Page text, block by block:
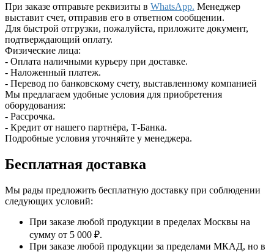
При заказе отправьте реквизиты в WhatsApp. Менеджер
выставит счет, отправив его в ответном сообщении.
Для быстрой отгрузки, пожалуйста, приложите документ,
подтверждающий оплату.
Физические лица:
- Оплата наличными курьеру при доставке.
- Наложенный платеж.
- Перевод по банковскому счету, выставленному компанией
Мы предлагаем удобные условия для приобретения
оборудования:
- Рассрочка.
- Кредит от нашего партнёра, Т-Банка.
Подробные условия уточняйте у менеджера.
Бесплатная доставка
Мы рады предложить бесплатную доставку при соблюдении
следующих условий:
При заказе любой продукции в пределах Москвы на
сумму от 5 000 ₽.
При заказе любой продукции за пределами МКАД, но в